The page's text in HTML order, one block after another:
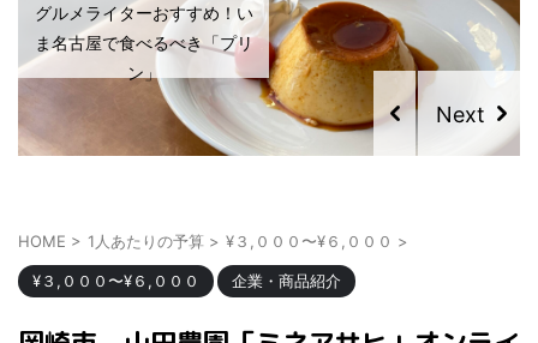
グルメライターおすすめ！い
ま名古屋で食べるべき「プリ
ン」
グルメライターおすすめ！い
ま名古屋で食べるべき「カヌ
レ」
HOME > 1人あたりの予算 > ¥３,０００〜¥６,０００ >
¥３,０００〜¥６,０００ 企業・商品紹介